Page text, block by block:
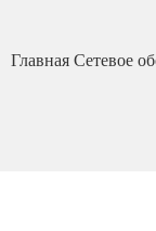
Главная Сетевое